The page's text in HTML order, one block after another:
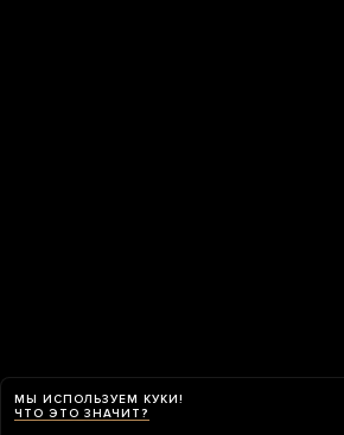
МЫ ИСПОЛЬЗУЕМ КУКИ!
ЧТО ЭТО ЗНАЧИТ?